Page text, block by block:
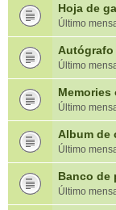
Hoja de
Último
Autógrafo
Último
Memories
Último
Album de
Último
Banco de
Último